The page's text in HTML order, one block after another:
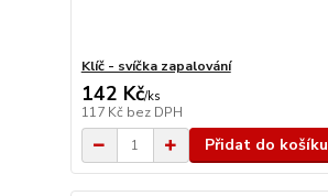
Klíč - svíčka zapalování
142 Kč/ks
117 Kč bez DPH
Přidat do košíku